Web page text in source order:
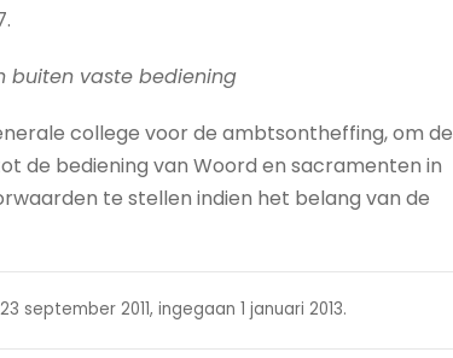
buiten vaste bediening
college voor de ambtsontheffing, om de
de bediening van Woord en sacramenten in
te stellen indien het belang van de
2011, ingegaan 1 januari 2013.